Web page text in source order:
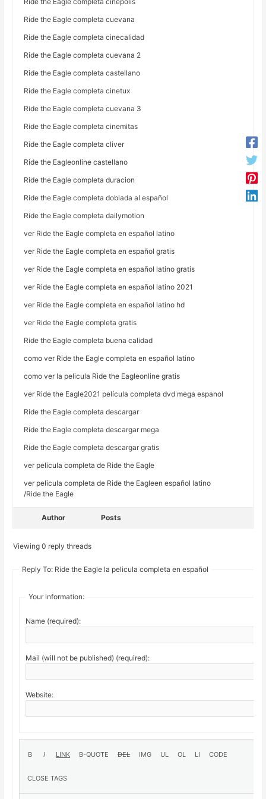
Ride the Eagle completa cuevana
Ride the Eagle completa cinecalidad
Ride the Eagle completa cuevana 2
Ride the Eagle completa castellano
Ride the Eagle completa cinetux
Ride the Eagle completa cuevana 3
Ride the Eagle completa cinemitas
Ride the Eagle completa cliver
Ride the Eagleonline castellano
Ride the Eagle completa duracion
Ride the Eagle completa doblada al español
Ride the Eagle completa dailymotion
ver Ride the Eagle completa en español latino
ver Ride the Eagle completa en español gratis
ver Ride the Eagle completa en español latino gratis
ver Ride the Eagle completa en español latino 2021
ver Ride the Eagle completa en español latino hd
ver Ride the Eagle completa gratis
Ride the Eagle completa buena calidad
como ver Ride the Eagle completa en español latino
como ver la pelicula Ride the Eagleonline gratis
ver Ride the Eagle2021 película completa dvd mega espanol
Ride the Eagle completa descargar
Ride the Eagle completa descargar mega
Ride the Eagle completa descargar gratis
ver pelicula completa de Ride the Eagle
ver pelicula completa de Ride the Eagleen español latino
/Ride the Eagle
Author Posts
Viewing 0 reply threads
Reply To: Ride the Eagle la pelicula completa en español
Your information:
Name (required):
Mail (will not be published) (required):
Website: